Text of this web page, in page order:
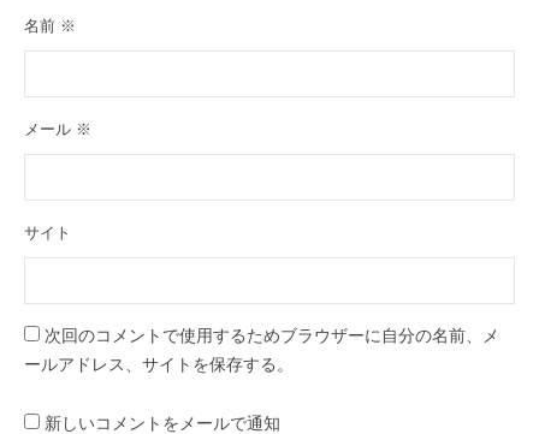
名前 ※
メール ※
サイト
次回のコメントで使用するためブラウザーに自分の名前、メ
ールアドレス、サイトを保存する。
新しいコメントをメールで通知